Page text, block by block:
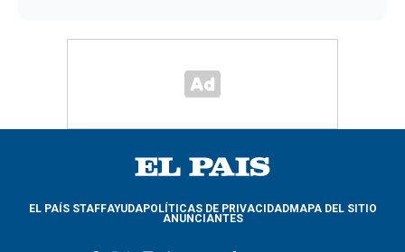
EL PAÍS STAFFAYUDAPOLÍTICAS DE PRIVACIDADMAPA DEL SITIO
ANUNCIANTES